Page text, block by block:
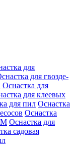
для
для гвозде-
Оснастка для
для клеевых
для пил Оснастка
Оснастка
Оснастка для
садовая